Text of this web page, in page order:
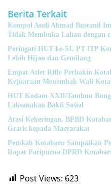
Berita Terkait
Kompol Andi Ahmad Bustanil
Tidak Membuka Lahan dengan
Peringati HUT ke-51, PT ITP
Lebih Hijau dan Gemilang
Empat Atlet Rifle Perbakin
Kejuaraan Menembak Wali
HUT Kodam XXII/Tambun
Laksanakan Bakti Sosial
Atasi Kekeringan, BPBD
Gratis kepada Masyarakat
Pemkab Kotabaru Sampaikan
Rapat Paripurna DPRD
Post Views: 623